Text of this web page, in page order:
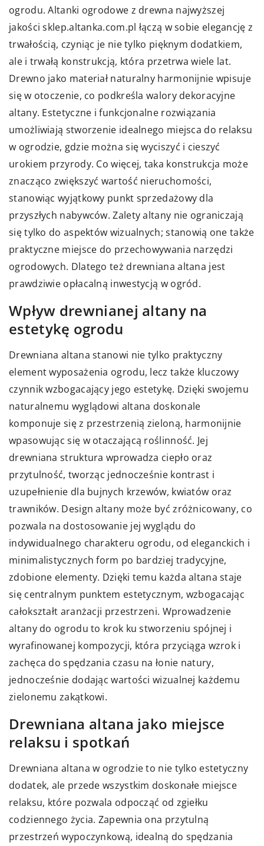
ogrodu.Altanki ogrodowe z drewna najwyższej
jakości sklep.altanka.com.pl łączą w sobie elegancję z
trwałością, czyniąc je nie tylko pięknym dodatkiem,
ale i trwałą konstrukcją, która przetrwa wiele lat.
Drewno jako materiał naturalny harmonijnie wpisuje
się w otoczenie, co podkreśla walory dekoracyjne
altany. Estetyczne i funkcjonalne rozwiązania
umożliwiają stworzenie idealnego miejsca do relaksu
w ogrodzie, gdzie można się wyciszyć i cieszyć
urokiem przyrody. Co więcej, taka konstrukcja może
znacząco zwiększyć wartość nieruchomości,
stanowiąc wyjątkowy punkt sprzedażowy dla
przyszłych nabywców. Zalety altany nie ograniczają
się tylko do aspektów wizualnych; stanowią one także
praktyczne miejsce do przechowywania narzędzi
ogrodowych. Dlatego też drewniana altana jest
prawdziwie opłacalną inwestycją w ogród.
Wpływ drewnianej altany na
estetykę ogrodu
Drewniana altana stanowi nie tylko praktyczny
element wyposażenia ogrodu, lecz także kluczowy
czynnik wzbogacający jego estetykę. Dzięki swojemu
naturalnemu wyglądowi altana doskonale
komponuje się z przestrzenią zieloną, harmonijnie
wpasowując się w otaczającą roślinność. Jej
drewniana struktura wprowadza ciepło oraz
przytulność, tworząc jednocześnie kontrast i
uzupełnienie dla bujnych krzewów, kwiatów oraz
trawników. Design altany może być zróżnicowany, co
pozwala na dostosowanie jej wyglądu do
indywidualnego charakteru ogrodu, od eleganckich i
minimalistycznych form po bardziej tradycyjne,
zdobione elementy. Dzięki temu każda altana staje
się centralnym punktem estetycznym, wzbogacając
całokształt aranżacji przestrzeni. Wprowadzenie
altany do ogrodu to krok ku stworzeniu spójnej i
wyrafinowanej kompozycji, która przyciąga wzrok i
zachęca do spędzania czasu na łonie natury,
jednocześnie dodając wartości wizualnej każdemu
zielonemu zakątkowi.
Drewniana altana jako miejsce
relaksu i spotkań
Drewniana altana w ogrodzie to nie tylko estetyczny
dodatek, ale przede wszystkim doskonałe miejsce
relaksu, które pozwala odpocząć od zgiełku
codziennego życia. Zapewnia ona przytulną
przestrzeń wypoczynkową, idealną do spędzania